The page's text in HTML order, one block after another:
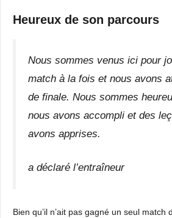
Heureux de son parcours
Nous sommes venus ici pour
match à la fois et nous avons
de finale. Nous sommes
nous avons accompli et des
avons apprises.
a déclaré l’entraîneur
Bien qu’il n’ait pas gagné un seul